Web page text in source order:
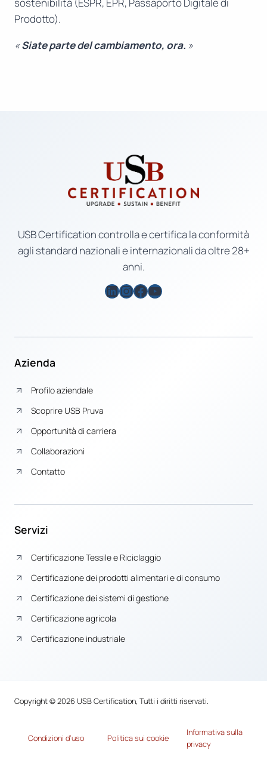
sostenibilità (ESPR, EPR, Passaporto Digitale di
Prodotto).
«Siate parte del cambiamento, ora. »
USB Certification controlla e certifica la conformità
agli standard nazionali e internazionali da oltre 28+
anni.
LinkedIn
Instagram
Facebook
YouTube
Azienda
Profilo aziendale
Scoprire USB Pruva
Opportunità di carriera
Collaborazioni
Contatto
Servizi
Certificazione Tessile e Riciclaggio
Certificazione dei prodotti alimentari e di consumo
Certificazione dei sistemi di gestione
Certificazione agricola
Certificazione industriale
Copyright © 2026 USB Certification, Tutti i diritti riservati.
Condizioni d’uso Politica sui cookie
Informativa sulla
privacy